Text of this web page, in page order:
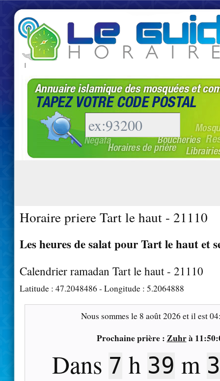
|
Horaire priere Tart le haut - 21110
Les heures de salat pour Tart le haut et
Calendrier ramadan Tart le haut - 21110
Latitude : 47.2048486 - Longitude : 5.2064888
Nous sommes le 8 août 2026 et il est
Prochaine prière : Zuhrà
Dans 7 h 39 m